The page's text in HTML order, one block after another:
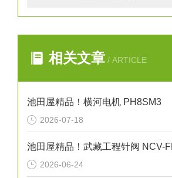
相关文章 / ARTICLE
池田屋精品！横河电机 PH8SM3
2026-07-18
2026-06-24